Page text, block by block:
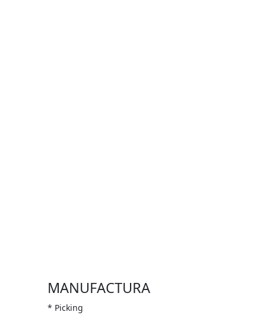
MANUFACTURA
* Picking